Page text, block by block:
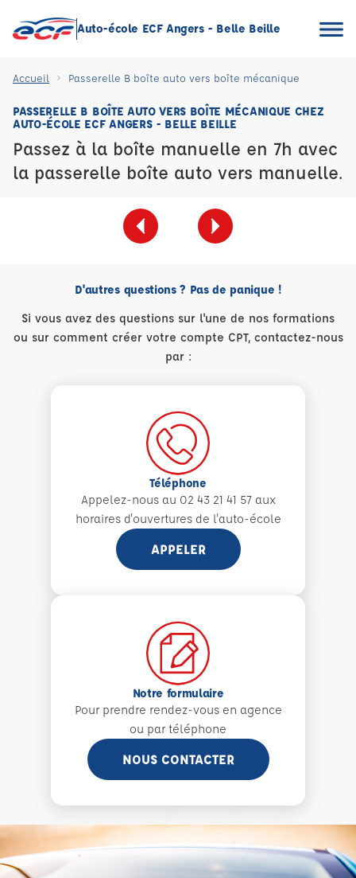
Auto-école ECF Angers - Belle Beille
Accueil Passerelle B boîte auto vers boîte mécanique
PASSERELLE B BOÎTE AUTO VERS BOÎTE MÉCANIQUE CHEZ
AUTO-ÉCOLE ECF ANGERS - BELLE BEILLE
Passez à la boîte manuelle en 7h avec
la passerelle boîte auto vers manuelle.
D'autres questions ? Pas de panique !
Si vous avez des questions sur l'une de nos formations
ou sur comment créer votre compte CPT, contactez-nous
par :
Téléphone
Appelez-nous au 02 43 21 41 57 aux
horaires d'ouvertures de l'auto-école
APPELER
Notre formulaire
Pour prendre rendez-vous en agence
ou par téléphone
NOUS CONTACTER